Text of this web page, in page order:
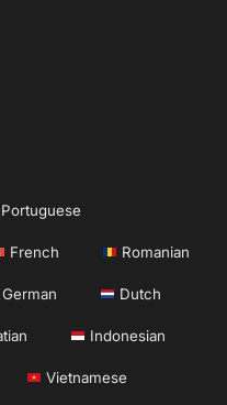
Portuguese
French Romanian
German Dutch
Indonesian
Vietnamese